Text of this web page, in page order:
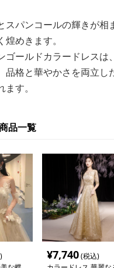
スパンコールの輝きが相
めきます。
ゴールドカラードレスは
品格と華やかさを両立し
す。
品一覧
¥7,740(税込)